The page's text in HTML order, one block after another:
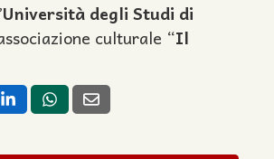
Università degli Studi di
culturale “Il